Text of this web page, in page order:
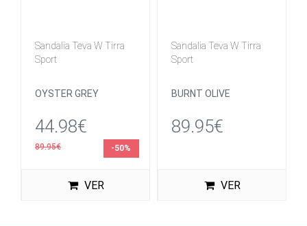
Sandalia Teva W Tirra
Sport
OYSTER GREY
44.98€
89.95€ -50%
VER
Sandalia Teva W Tirra
Sport
BURNT OLIVE
89.95€
VER